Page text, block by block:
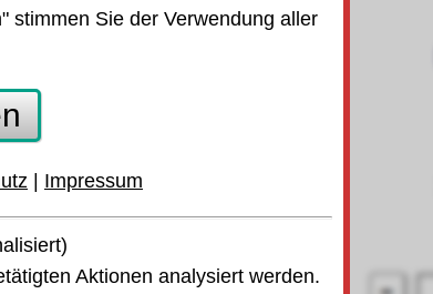
stimmen Sie der Verwendung aller
| Impressum
Aktionen analysiert werden.